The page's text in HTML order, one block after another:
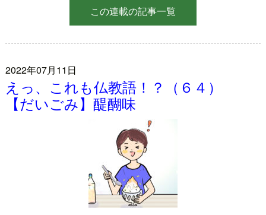
この連載の記事一覧
2022年07月11日
えっ、これも仏教語！？（６４）
【だいごみ】醍醐味